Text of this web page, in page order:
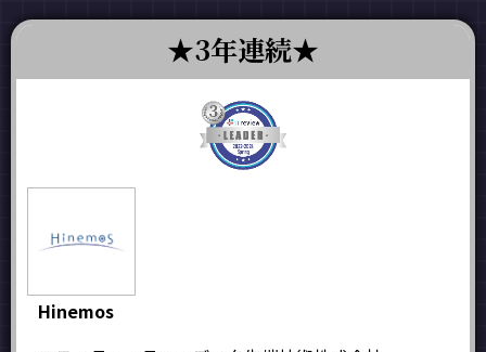
3年連続
Hinemos